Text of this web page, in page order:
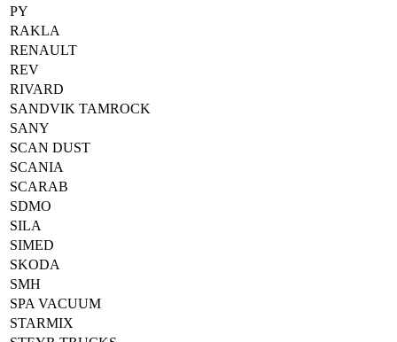
PY
RAKLA
RENAULT
REV
RIVARD
SANDVIK TAMROCK
SANY
SCAN DUST
SCANIA
SCARAB
SDMO
SILA
SIMED
SKODA
SMH
SPA VACUUM
STARMIX